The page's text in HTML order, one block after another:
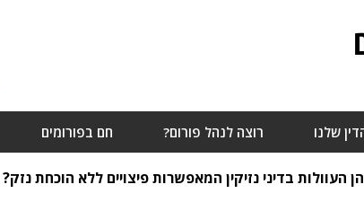
שלנו רוצה לנהל פורום? חם בפורומים
העוולות בדיני נזיקין המאפשרות פיצויים ללא הוכחת נזק?